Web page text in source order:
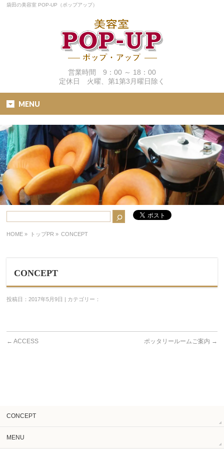
袋田の美容室 POP-UP（ポップアップ）
営業時間 9：00 ～ 18：00
定休日 火曜、第1第3月曜日除く
MENU
HOME » トップPR » CONCEPT
CONCEPT
投稿日：2017年5月9日 | カテゴリー：
← ACCESS ポッタリールームご案内 →
CONCEPT
MENU